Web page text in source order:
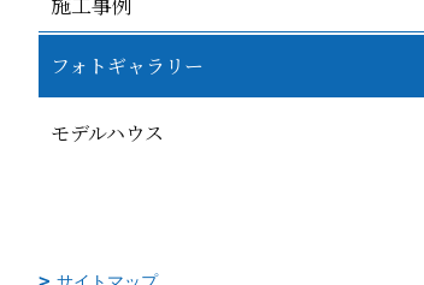
フォトギャラリー
モデルハウス
サイトマップ